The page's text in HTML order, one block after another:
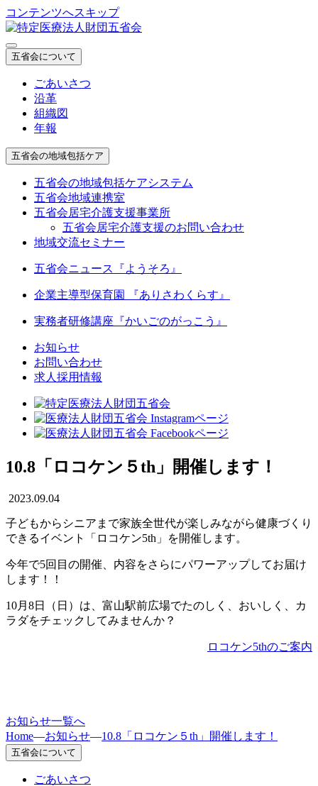
コンテンツへスキップ
五省会について
ごあいさつ
沿革
組織図
年報
五省会の地域包括ケア
五省会の地域包括ケアシステム
五省会地域連携室
五省会居宅介護支援事業所
五省会居宅介護支援のお問い合わせ
地域交流セミナー
五省会ニュース『ようそろ』
企業主導型保育園 『ありさわくらす』
実務者研修講座 『かいごのがっこう』
お知らせ
お問い合わせ
求人採用情報
10.8「ロコケン５th」開催します！
2023.09.04
子どもからシニアまで家族全世代が楽しみながら健康づくり
できるイベント「ロコケン5th」を開催します。
今年で5回目の開催、内容をさらにパワーアップしてお届け
します！！
10月8日（日）は、富山駅前広場でたのしく、おいしく、カ
ラダをチェックしてみませんか？
ロコケン5thのご案内
お知らせ一覧へ
Home—お知らせ—10.8「ロコケン５th」開催します！
五省会について
ごあいさつ